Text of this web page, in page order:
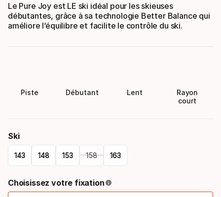
Le Pure Joy est LE ski idéal pour les skieuses
débutantes, grâce à sa technologie Better Balance qui
améliore l’équilibre et facilite le contrôle du ski.
Piste Débutant Lent
Rayon
court
Ski
143 148 153 158 163
select
Choisissez votre fixation